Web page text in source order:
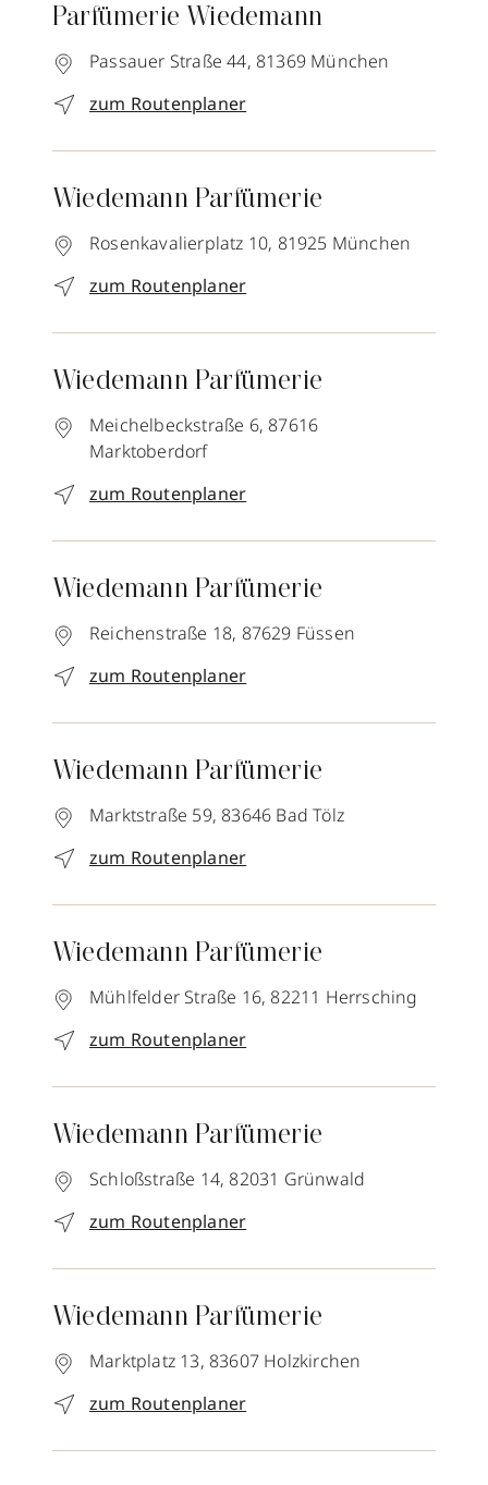
Parfümerie Wiedemann
Passauer Straße 44, 81369 München
zum Routenplaner
Wiedemann Parfümerie
Rosenkavalierplatz 10, 81925 München
zum Routenplaner
Wiedemann Parfümerie
Meichelbeckstraße 6, 87616
Marktoberdorf
zum Routenplaner
Wiedemann Parfümerie
Reichenstraße 18, 87629 Füssen
zum Routenplaner
Wiedemann Parfümerie
Marktstraße 59, 83646 Bad Tölz
zum Routenplaner
Wiedemann Parfümerie
Mühlfelder Straße 16, 82211 Herrsching
zum Routenplaner
Wiedemann Parfümerie
Schloßstraße 14, 82031 Grünwald
zum Routenplaner
Wiedemann Parfümerie
Marktplatz 13, 83607 Holzkirchen
zum Routenplaner